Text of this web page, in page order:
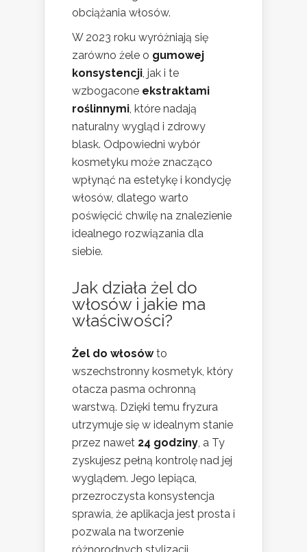
obciążania włosów.
W 2023 roku wyróżniają się
zarówno żele o gumowej
konsystencji, jak i te
wzbogacone ekstraktami
roślinnymi, które nadają
naturalny wygląd i zdrowy
blask. Odpowiedni wybór
kosmetyku może znacząco
wpłynąć na estetykę i kondycję
włosów, dlatego warto
poświęcić chwilę na znalezienie
idealnego rozwiązania dla
siebie.
Jak działa żel do
włosów i jakie ma
właściwości?
Żel do włosówto
wszechstronny kosmetyk, który
otacza pasma ochronną
warstwą. Dzięki temu fryzura
utrzymuje się w idealnym stanie
przez nawet 24 godziny, a Ty
zyskujesz pełną kontrolę nad jej
wyglądem. Jego lepiąca,
przezroczysta konsystencja
sprawia, że aplikacja jest prosta i
pozwala na tworzenie